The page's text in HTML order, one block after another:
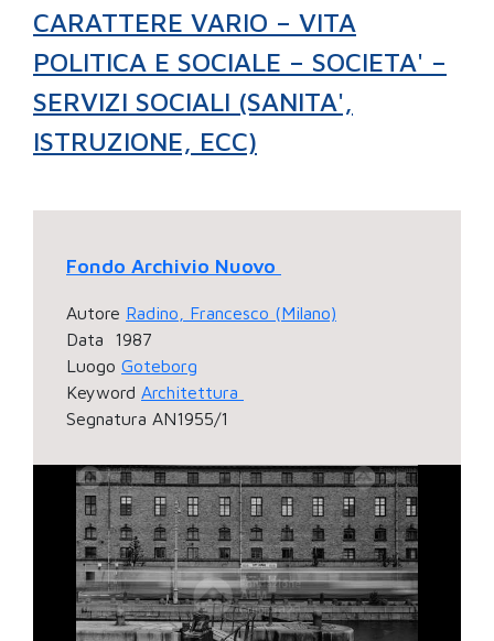
CARATTERE VARIO – VITA
POLITICA E SOCIALE – SOCIETA' –
SERVIZI SOCIALI (SANITA',
ISTRUZIONE, ECC)
Fondo Archivio Nuovo
Autore Radino, Francesco (Milano)
Data 1987
Luogo Goteborg
Keyword Architettura
Segnatura AN1955/1